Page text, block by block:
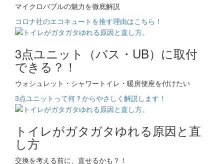
マイクロバブルの魅力を徹底解説
コロナ社のエコキュートを推す理由はこちら！
3点ユニット（バス・UB）に取付
できる？！
ウォシュレット・シャワートイレ・暖房便座を付けたい
3点ユニットって何？からやさしく解説します！
トイレがガタガタゆれる原因と直
し方
交換を考える前に、直せるかも？！